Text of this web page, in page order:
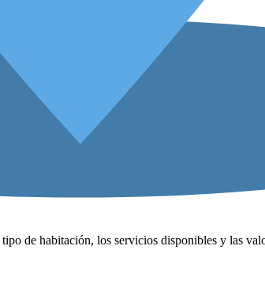
de habitación, los servicios disponibles y las